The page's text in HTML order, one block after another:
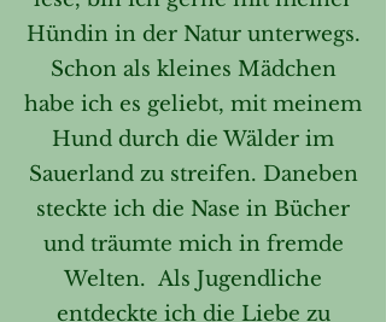
Hündin in der Natur unterwegs.
Schon als kleines Mädchen
habe ich es geliebt, mit meinem
Hund durch die Wälder im
Sauerland zu streifen. Daneben
steckte ich die Nase in Bücher
und träumte mich in fremde
Welten. Als Jugendliche
entdeckte ich die Liebe zu